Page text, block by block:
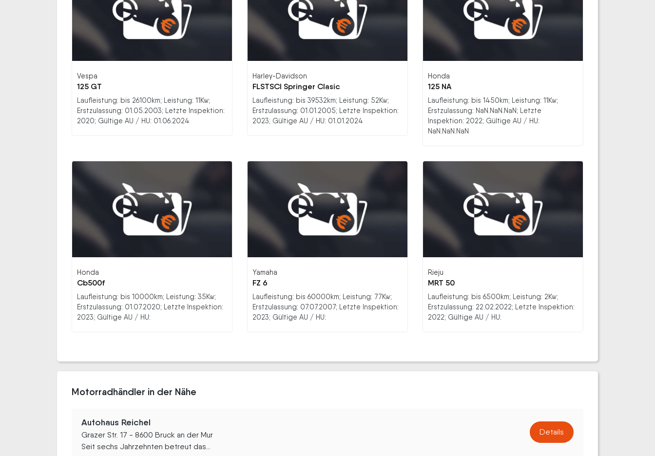
Vespa
125 GT
Laufleistung: bis 26100km; Leistung: 11Kw;
Erstzulassung: 01.05.2003; Letzte Inspektion:
2020; Gültige AU / HU: 01.06.2024
Harley-Davidson
FLSTSCI Springer Clasic
Laufleistung: bis 39532km; Leistung: 52Kw;
Erstzulassung: 01.01.2005; Letzte Inspektion:
2023; Gültige AU / HU: 01.01.2024
Honda
125 NA
Laufleistung: bis 1450km; Leistung: 11Kw;
Erstzulassung: NaN.NaN.NaN; Letzte
Inspektion: 2022; Gültige AU / HU:
NaN.NaN.NaN
Honda
Cb500f
Laufleistung: bis 10000km; Leistung: 35Kw;
Erstzulassung: 01.07.2020; Letzte Inspektion:
2023; Gültige AU / HU:
Yamaha
FZ 6
Laufleistung: bis 60000km; Leistung: 77Kw;
Erstzulassung: 07.07.2007; Letzte Inspektion:
2023; Gültige AU / HU:
Rieju
MRT 50
Laufleistung: bis 6500km; Leistung: 2Kw;
Erstzulassung: 22.02.2022; Letzte Inspektion:
2022; Gültige AU / HU:
Motorradhändler in der Nähe
Autohaus Reichel
Grazer Str. 17 - 8600 Bruck an der Mur
Seit sechs Jahrzehnten betreut das...
Details